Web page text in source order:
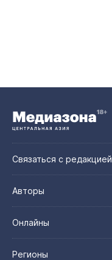
Связаться с редакцией
Авторы
Онлайны
Регионы